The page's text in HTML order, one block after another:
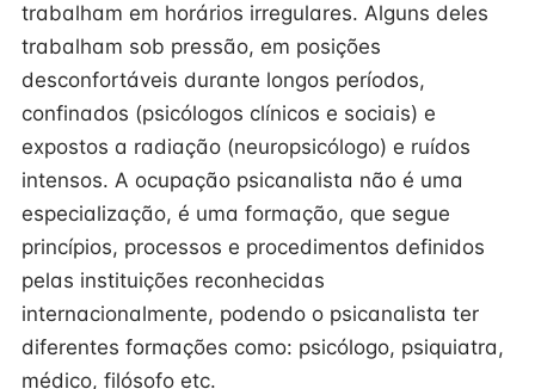
trabalham em horários irregulares. Alguns deles
trabalham sob pressão, em posições
desconfortáveis durante longos períodos,
confinados (psicólogos clínicos e sociais) e
expostos a radiação (neuropsicólogo) e ruídos
intensos. A ocupação psicanalista não é uma
especialização, é uma formação, que segue
princípios, processos e procedimentos definidos
pelas instituições reconhecidas
internacionalmente, podendo o psicanalista ter
diferentes formações como: psicólogo, psiquiatra,
médico, filósofo etc.